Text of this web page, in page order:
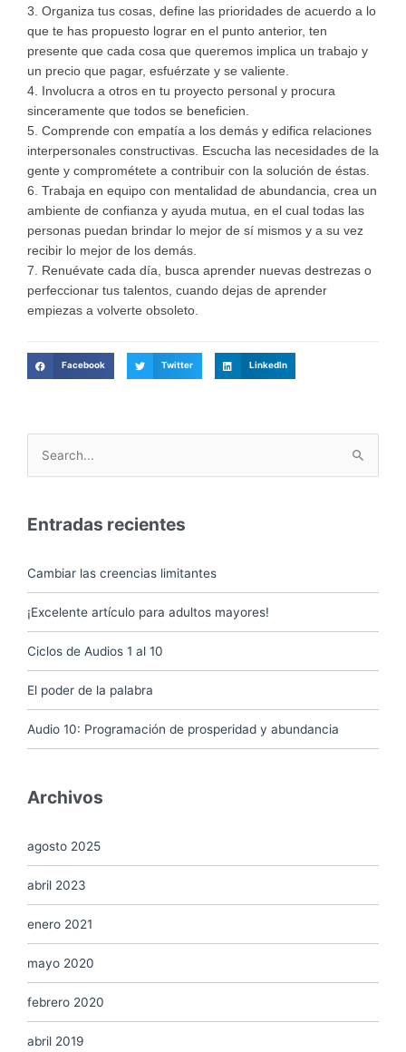
3. Organiza tus cosas, define las prioridades de acuerdo a lo
que te has propuesto lograr en el punto anterior, ten
presente que cada cosa que queremos implica un trabajo y
un precio que pagar, esfuérzate y se valiente.
4. Involucra a otros en tu proyecto personal y procura
sinceramente que todos se beneficien.
5. Comprende con empatía a los demás y edifica relaciones
interpersonales constructivas. Escucha las necesidades de la
gente y comprométete a contribuir con la solución de éstas.
6. Trabaja en equipo con mentalidad de abundancia, crea un
ambiente de confianza y ayuda mutua, en el cual todas las
personas puedan brindar lo mejor de sí mismos y a su vez
recibir lo mejor de los demás.
7. Renuévate cada día, busca aprender nuevas destrezas o
perfeccionar tus talentos, cuando dejas de aprender
empiezas a volverte obsoleto.
Facebook Twitter LinkedIn
Buscar
por:
Entradas recientes
Cambiar las creencias limitantes
¡Excelente artículo para adultos mayores!
Ciclos de Audios 1 al 10
El poder de la palabra
Audio 10: Programación de prosperidad y abundancia
Archivos
agosto 2025
abril 2023
enero 2021
mayo 2020
febrero 2020
abril 2019